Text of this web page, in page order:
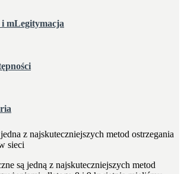
mLegitymacja
z najskuteczniejszych metod ostrzegania
sieci
są jedną z najskuteczniejszych metod